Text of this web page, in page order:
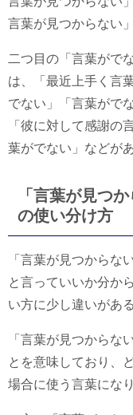
言葉が見つからない
二つ目の「言葉がで
は、「最近上手く言
でない」「言葉がで
「彼に対して感謝の
葉がでない」などが
「言葉が見つ
の使い分け方
「言葉が見つからな
と言っていいか分か
い方に少し違いがあ
「言葉が見つからな
とを意味しており、
場合に使う言葉にな